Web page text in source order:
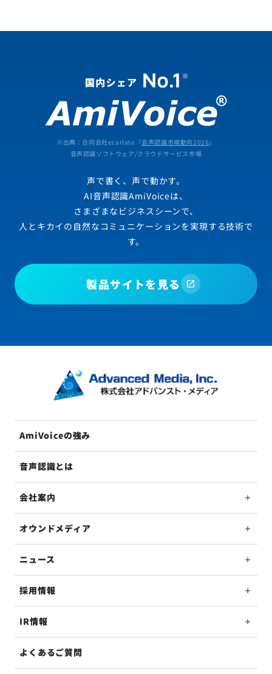
※出典：合同会社ecarlate「音声認識市場動向2026 」
音声認識ソフトウェア/クラウドサービス市場
声で書く、声で動かす。
AI音声認識AmiVoiceは、
さまざまなビジネスシーンで、
人とキカイの自然なコミュニケーションを実現する技術で
す。
製品サイトを見る
AmiVoiceの強み
音声認識とは
会社案内
オウンドメディア
ニュース
採用情報
IR情報
よくあるご質問